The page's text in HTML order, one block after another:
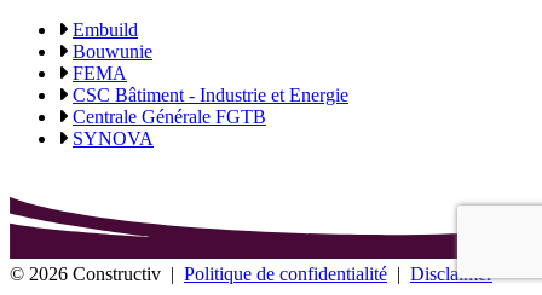
Embuild
Bouwunie
FEMA
CSC Bâtiment - Industrie et Energie
Centrale Générale FGTB
SYNOVA
© 2026 Constructiv | Politique de confidentialité | Disclaimer